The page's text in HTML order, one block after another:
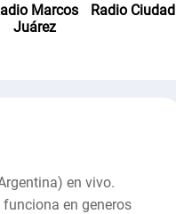
Marcos
Juárez
Radio Ciudad
en vivo.
en generos